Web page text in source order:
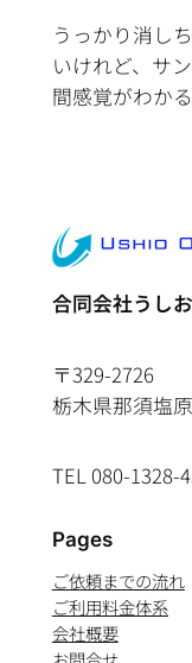
うっかり消し
いけれど、サ
間感覚がわか
合同会社うし
〒329-2726
栃木県那須塩
TEL 080-1328-
Pages
ご依頼までの流れ
ご利用料金体系
会社概要